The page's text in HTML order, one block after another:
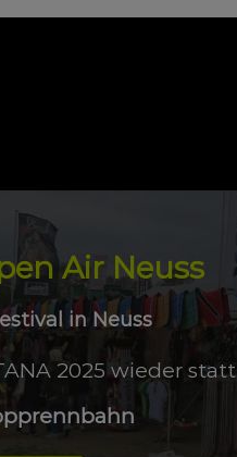
Air Neuss
in Neuss
2025 wieder statt